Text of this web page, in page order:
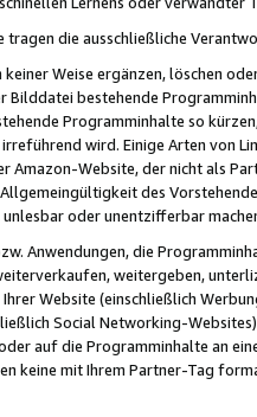
tragen die ausschließliche
Weise ergänzen, löschen
Bilddatei bestehende
Programminhalte so
wird. Einige Arten von
Amazon-Website, der nicht als
des
oder unentzifferbar
Anwendungen, die
weitergeben,
Website (einschließlich
Social Networking-
auf die Programminhalte an
keine mit Ihrem Partner-Tag